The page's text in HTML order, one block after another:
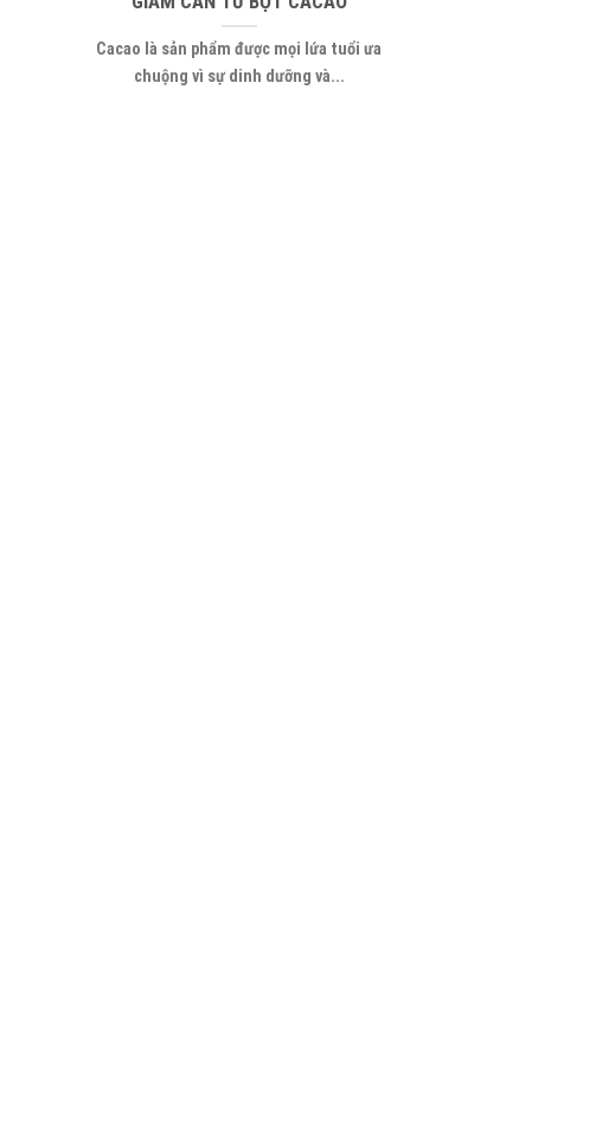
Cacao là sản phẩm được mọi lứa tuổi ưa
chuộng vì sự dinh dưỡng và...